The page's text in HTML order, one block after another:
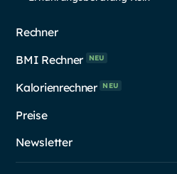
Rechner
BMI Rechner
NEU
Kalorienrechner NEU
Preise
Newsletter